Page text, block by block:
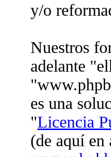
y/o
Nuestros
adelante
es una
"Licencia
(de aquí en